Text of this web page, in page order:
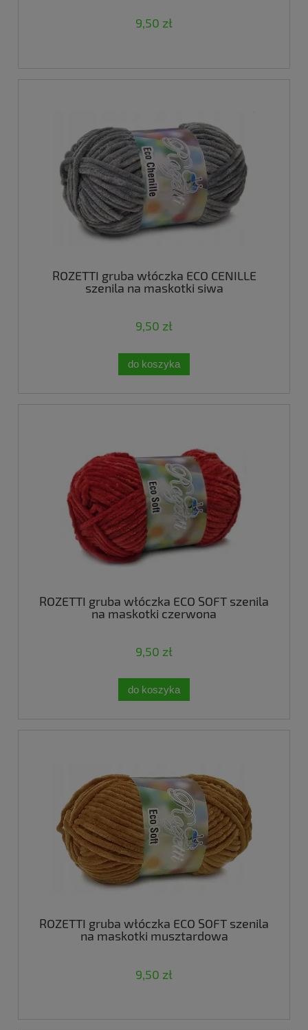
9,50 zł
ROZETTI gruba włóczka ECO CENILLE
szenila na maskotki siwa
9,50 zł
do koszyka
ROZETTI gruba włóczka ECO SOFT szenila
na maskotki czerwona
9,50 zł
do koszyka
ROZETTI gruba włóczka ECO SOFT szenila
na maskotki musztardowa
9,50 zł